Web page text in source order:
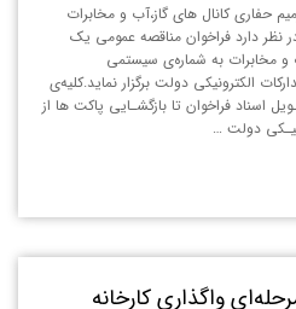
حفاری کانال های گاز،آب و مخابرات
دارد فراخوان مناقصه عمومی یک
و مخابرات به شماره‌ی سیستمی
سامانه تداركات الكترونيكی دولت برگزار نماید.کلیه‌ی
اسناد فراخوان تا بازگشـایی پاکت ها از
دولت …
واگذاری کارخانه